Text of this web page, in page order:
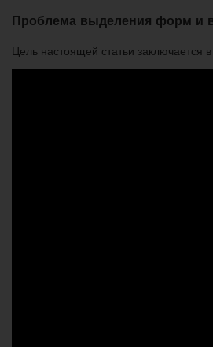
Проблема выделения форм и
Цель настоящей статьи заключается